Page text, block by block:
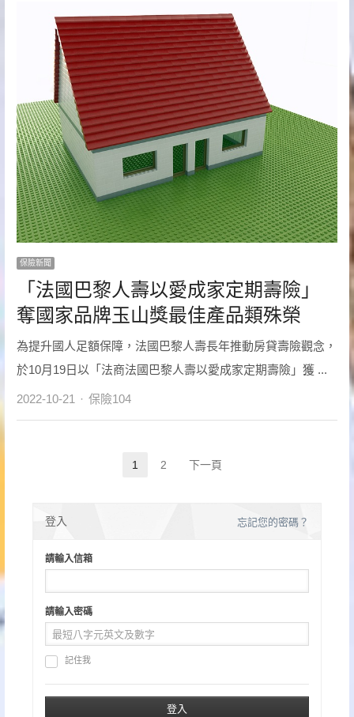
保險新聞
「法國巴黎人壽以愛成家定期壽險」
奪國家品牌玉山獎最佳產品類殊榮
為提升國人足額保障，法國巴黎人壽長年推動房貸壽險觀念，
於10月19日以「法商法國巴黎人壽以愛成家定期壽險」獲 ...
2022-10-21 Author
保險104
Page
1 Page
2 下一頁
登入 忘記您的密碼？
請輸入信箱
請輸入密碼
記住我